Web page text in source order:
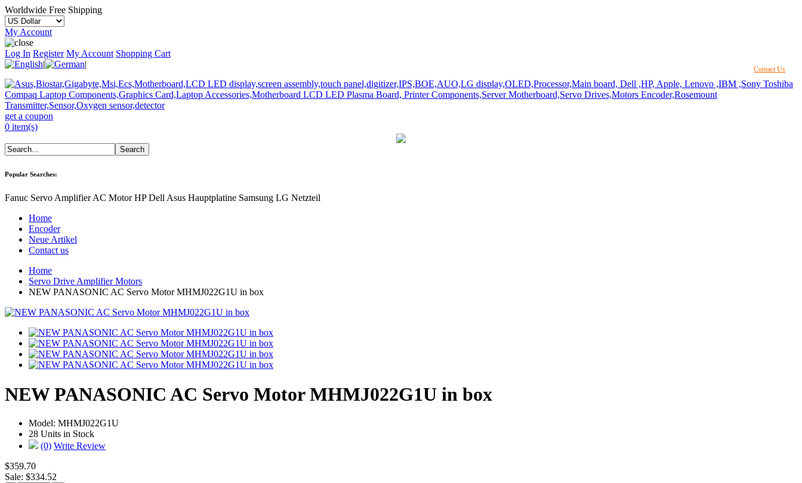
Worldwide Free Shipping
My Account
Log In Register My Account Shopping Cart
Contact Us
| |
get a coupon
0 item(s)
Popular Searches:
Fanuc Servo Amplifier AC Motor HP Dell Asus Hauptplatine Samsung LG Netzteil
Home
Encoder
Neue Artikel
Contact us
Home
Servo Drive Amplifier Motors
NEW PANASONIC AC Servo Motor MHMJ022G1U in box
NEW PANASONIC AC Servo Motor MHMJ022G1U in box
Model: MHMJ022G1U
28 Units in Stock
(0) Write Review
$359.70
Sale: $334.52